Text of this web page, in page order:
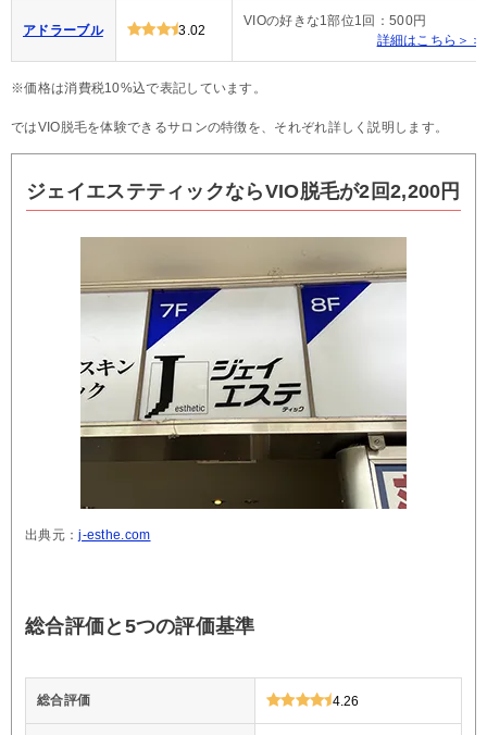
アドラーブル 3.02
VIOの好きな1部位1回：500円
詳細はこちら＞＞
※価格は消費税10%込で表記しています。
ではVIO脱毛を体験できるサロンの特徴を、それぞれ詳しく説明します。
ジェイエステティックならVIO脱毛が2回2,200円
出典元：j-esthe.com
総合評価と5つの評価基準
総合評価 4.26